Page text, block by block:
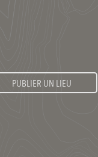
PUBLIER UN LIEU